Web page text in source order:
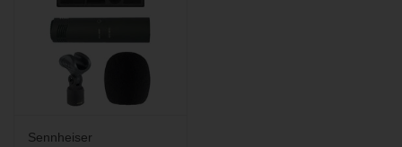
Sennheiser